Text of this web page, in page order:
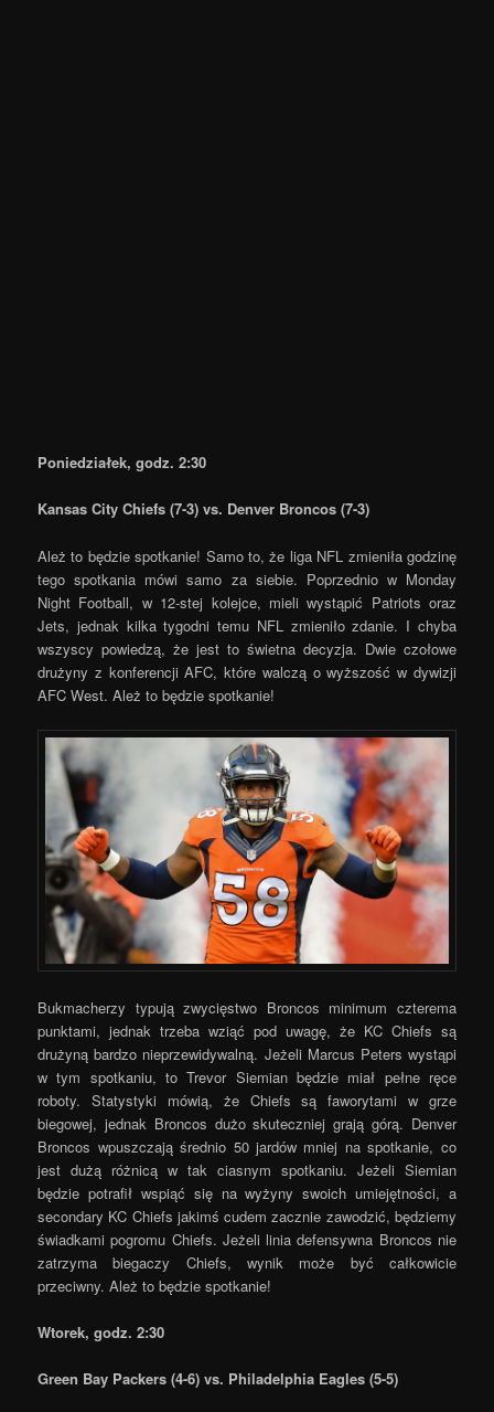
Poniedziałek, godz. 2:30
Kansas City Chiefs (7-3) vs. Denver Broncos (7-3)
Ależ to będzie spotkanie! Samo to, że liga NFL zmieniła godzinę
tego spotkania mówi samo za siebie. Poprzednio w Monday
Night Football, w 12-stej kolejce, mieli wystąpić Patriots oraz
Jets, jednak kilka tygodni temu NFL zmieniło zdanie. I chyba
wszyscy powiedzą, że jest to świetna decyzja. Dwie czołowe
drużyny z konferencji AFC, które walczą o wyższość w dywizji
AFC West. Ależ to będzie spotkanie!
Bukmacherzy typują zwycięstwo Broncos minimum czterema
punktami, jednak trzeba wziąć pod uwagę, że KC Chiefs są
drużyną bardzo nieprzewidywalną. Jeżeli Marcus Peters wystąpi
w tym spotkaniu, to Trevor Siemian będzie miał pełne ręce
roboty. Statystyki mówią, że Chiefs są faworytami w grze
biegowej, jednak Broncos dużo skuteczniej grają górą. Denver
Broncos wpuszczają średnio 50 jardów mniej na spotkanie, co
jest dużą różnicą w tak ciasnym spotkaniu. Jeżeli Siemian
będzie potrafił wspiąć się na wyżyny swoich umiejętności, a
secondary KC Chiefs jakimś cudem zacznie zawodzić, będziemy
świadkami pogromu Chiefs. Jeżeli linia defensywna Broncos nie
zatrzyma biegaczy Chiefs, wynik może być całkowicie
przeciwny. Ależ to będzie spotkanie!
Wtorek, godz. 2:30
Green Bay Packers (4-6) vs. Philadelphia Eagles (5-5)